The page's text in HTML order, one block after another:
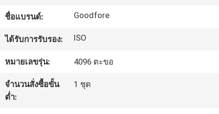
เกี่ยว
กับ
เรา
ทัวร์
ชื่อแบรนด์: Goodfore
ได้รับการรับรอง: ISO
หมายเลขรุ่น: 4096 ตะขอ
จำนวนสั่งซื้อขั้น
ต่ำ:
1 ชุด